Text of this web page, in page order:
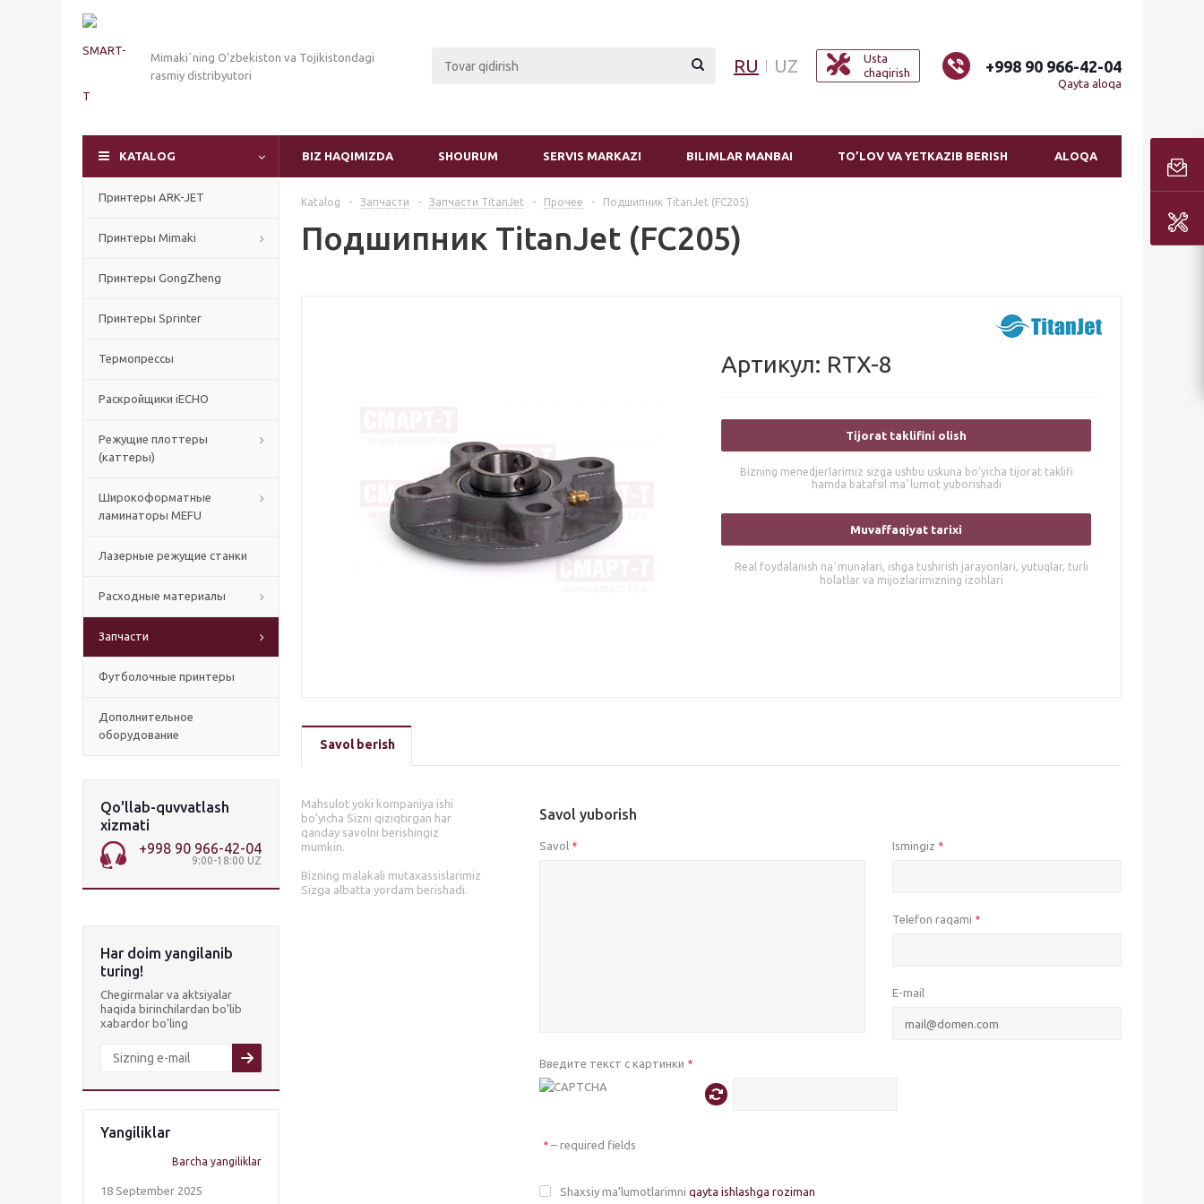
Mimaki`ning O’zbekiston va Tojikistondagi
rasmiy distribyutori
RU UZ
Usta
chaqirish
+998 90 966-42-04
Qayta aloqa
KATALOG BIZ HAQIMIZDA SHOURUM SERVIS MARKAZI BILIMLAR MANBAI TO’LOV VA YETKAZIB BERISH ALOQA
Принтеры ARK-JET
Принтеры Mimaki
Принтеры GongZheng
Принтеры Sprinter
Термопрессы
Раскройщики iECHO
Режущие плоттеры
(каттеры)
Широкоформатные
ламинаторы MEFU
Лазерные режущие станки
Расходные материалы
Запчасти
Футболочные принтеры
Дополнительное
оборудование
Qo'llab-quvvatlash
xizmati
+998 90 966-42-04
9:00-18:00 UZ
Har doim yangilanib
turing!
Chegirmalar va aktsiyalar
haqida birinchilardan bo'lib
xabardor bo'ling
Yangiliklar
Barcha yangiliklar
18 September 2025
Katalog - Запчасти - Запчасти TitanJet - Прочее - Подшипник TitanJet (FC205)
Подшипник TitanJet (FC205)
Артикул: RTX-8
Tijorat taklifini olish
Bizning menedjerlarimiz sizga ushbu uskuna bo’yicha tijorat taklifi
hamda batafsil ma`lumot yuborishadi
Muvaffaqiyat tarixi
Real foydalanish na`munalari, ishga tushirish jarayonlari, yutuqlar, turli
holatlar va mijozlarimizning izohlari
Savol berish
Mahsulot yoki kompaniya ishi
bo’yicha Sizni qiziqtirgan har
qanday savolni berishingiz
mumkin.
Bizning malakali mutaxassislarimiz
Sizga albatta yordam berishadi.
Savol yuborish
Savol * Ismingiz *
Telefon raqami *
E-mail
Введите текст с картинки *
*– required fields
Shaxsiy ma’lumotlarimni qayta ishlashga roziman